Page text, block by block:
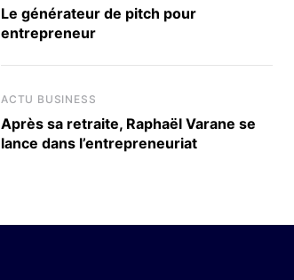
Le générateur de pitch pour
entrepreneur
ACTU BUSINESS
Après sa retraite, Raphaël Varane se
lance dans l’entrepreneuriat